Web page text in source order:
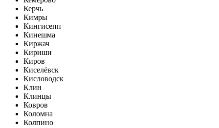
Керчь
Кимры
Кингисепп
Кинешма
Киржач
Кириши
Киров
Киселёвск
Кисловодск
Клин
Клинцы
Ковров
Коломна
Колпино